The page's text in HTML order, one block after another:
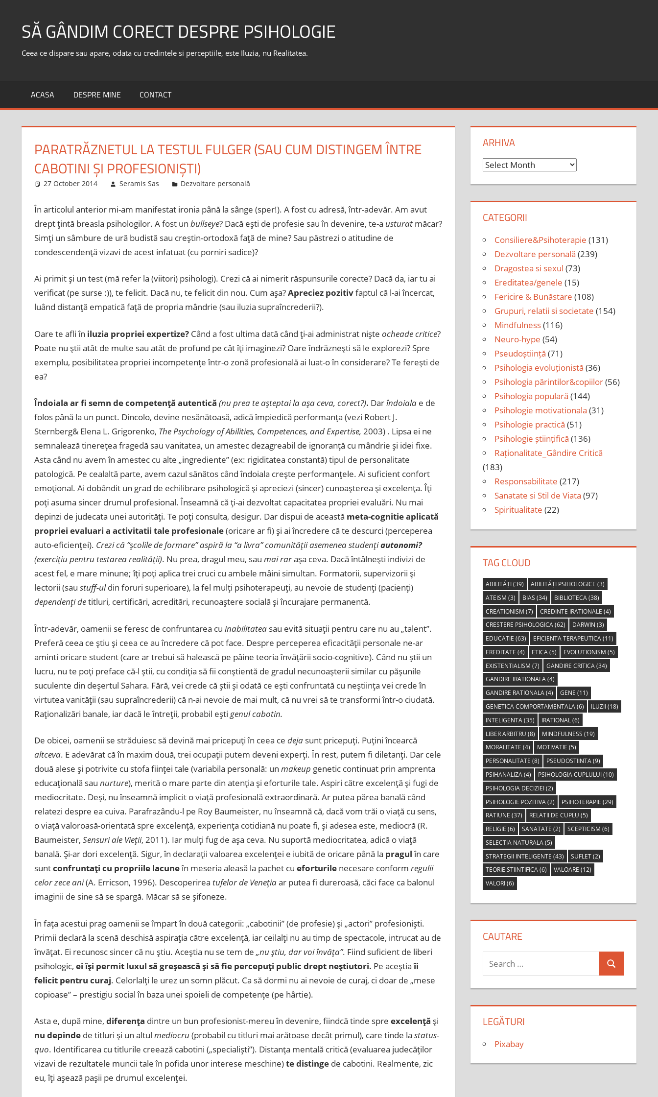
contentSĂ GÂNDIM CORECT DESPRE PSIHOLOGIE
Ceea ce dispare sau apare, odata cu credintele si perceptiile, este Iluzia, nu Realitatea.
ACASA DESPRE MINE CONTACT
PARATRĂZNETUL LA TESTUL FULGER (SAU CUM DISTINGEM ÎNTRE
CABOTINI ŞI PROFESIONIŞTI)
27 October 2014 Seramis Sas Dezvoltare personală
În articolul anterior mi-am manifestat ironia până la sânge (sper!). A fost cu adresă, într-adevăr. Am avut
drept ţintă breasla psihologilor. A fost un bullseye? Dacă eşti de profesie sau în devenire, te-a usturatmăcar?
Simţi un sâmbure de ură budistă sau creştin-ortodoxă faţă de mine? Sau păstrezi o atitudine de
condescendenţă vizavi de acest infatuat (cu porniri sadice)?
Ai primit şi un test (mă refer la (viitori) psihologi). Crezi că ai nimerit răspunsurile corecte? Dacă da, iar tu ai
verificat (pe surse :)), te felicit. Dacă nu, te felicit din nou. Cum aşa?Apreciez pozitivfaptul că l-ai încercat,
luând distanţă empatică faţă de propria mândrie (sau iluzia supraîncrederii?).
Oare te afli în iluzia propriei expertize? Când a fost ultima dată când ţi-ai administrat nişte ocheade critice?
Poate nu ştii atât de multe sau atât de profund pe cât îţi imaginezi? Oare îndrăzneşti să le explorezi? Spre
exemplu, posibilitatea propriei incompetenţe într-o zonă profesională ai luat-o în considerare? Te fereşti de
ea?
Îndoiala ar fi semn de competenţă autentică (nu prea te aşteptai la aşa ceva, corect?). Darîndoialae de
folos până la un punct. Dincolo, devine nesănătoasă, adică împiedică performanţa (vezi Robert J.
Sternberg& Elena L. Grigorenko, The Psychology of Abilities, Competences, and Expertise, 2003) . Lipsa ei ne
semnalează tinereţea fragedă sau vanitatea, un amestec dezagreabil de ignoranţă cu mândrie şi idei fixe.
Asta când nu avem în amestec cu alte „ingrediente” (ex: rigiditatea constantă) tipul de personalitate
patologică. Pe cealaltă parte, avem cazul sănătos când îndoiala creşte performanţele. Ai suficient confort
emoţional. Ai dobândit un grad de echilibrare psihologică şi apreciezi (sincer) cunoaşterea şi excelenţa. Îţi
poţi asuma sincer drumul profesional. Înseamnă că ţi-ai dezvoltat capacitatea propriei evaluări. Nu mai
depinzi de judecata unei autorităţi. Te poţi consulta, desigur. Dar dispui de această meta-cognitie aplicată
propriei evaluari a activitatii tale profesionale(oricare ar fi) şi ai încredere că te descurci (perceperea
auto-eficienţei). Crezi că “şcolile de formare” aspiră la “a livra” comunităţii asemenea studenţiautonomi?
(exerciţiu pentru testarea realităţii). Nu prea, dragul meu, sau mai raraşa ceva. Dacă întâlneşti indivizi de
acest fel, e mare minune; îţi poţi aplica trei cruci cu ambele mâini simultan. Formatorii, supervizorii şi
lectorii (sau stuff-uldin foruri superioare), la fel mulţi psihoterapeuţi, au nevoie de studenţi (pacienţi)
dependenţi detitluri, certificări, acreditări, recunoaştere socială şi încurajare permanentă.
Într-adevăr, oamenii se feresc de confruntarea cu inabilitatea sau evită situaţii pentru care nu au „talent”.
Preferă ceea ce ştiu şi ceea ce au încredere că pot face. Despre perceperea eficacităţii personale ne-ar
aminti oricare student (care ar trebui să halească pe pâine teoria învăţării socio-cognitive). Când nu ştii un
lucru, nu te poţi preface că-l ştii, cu condiţia să fii conştientă de gradul necunoaşterii similar cu păşunile
suculente din deşertul Sahara. Fără, vei crede că ştii şi odată ce eşti confruntată cu neştiinţa vei crede în
virtutea vanităţii (sau supraîncrederii) că n-ai nevoie de mai mult, că nu vrei să te transformi într-o ciudată.
Raţionalizări banale, iar dacă le întreţii, probabil eşti genul cabotin.
De obicei, oamenii se străduiesc să devină mai pricepuţi în ceea ce deja sunt pricepuţi. Puţini încearcă
altceva. E adevărat că în maxim două, trei ocupaţii putem deveni experţi. În rest, putem fi diletanţi. Dar cele
două alese şi potrivite cu stofa fiinţei tale (variabila personală: un makeup genetic continuat prin amprenta
educaţională sau nurture), merită o mare parte din atenţia şi eforturile tale. Aspiri către excelenţă şi fugi de
mediocritate. Deşi, nu înseamnă implicit o viaţă profesională extraordinară. Ar putea părea banală când
relatezi despre ea cuiva. Parafrazându-l pe Roy Baumeister, nu înseamnă că, dacă vom trăi o viaţă cu sens,
o viaţă valoroasă-orientată spre excelenţă, experienţa cotidiană nu poate fi, şi adesea este, mediocră (R.
Baumeister, Sensuri ale Vieţii, 2011). Iar mulţi fug de aşa ceva. Nu suportă mediocritatea, adică o viaţă
banală. Şi-ar dori excelenţă. Sigur, în declaraţii valoarea excelenţei e iubită de oricare până la pragulîn care
suntconfruntaţi cu propriile lacuneîn meseria aleasă la pachet cu eforturile necesare conform regulii
celor zece ani(A. Erricson, 1996). Descoperirea tufelor de Veneţiaar putea fi dureroasă, căci face ca balonul
imaginii de sine să se spargă. Măcar să se şifoneze.
În faţa acestui prag oamenii se împart în două categorii: „cabotinii” (de profesie) şi „actori” profesionişti.
Primii declară la scenă deschisă aspiraţia către excelenţă, iar ceilalţi nu au timp de spectacole, intrucat au de
învăţat. Ei recunosc sincer că nu ştiu. Aceştia nu se tem de „nu ştiu, dar voi învăţa”. Fiind suficient de liberi
psihologic, ei îşi permit luxul să greşească şi să fie percepuţi public drept neştiutori. Pe aceştiaîi
felicit pentru curaj. Celorlalţi le urez un somn plăcut. Ca să dormi nu ai nevoie de curaj, ci doar de „mese
copioase” – prestigiu social în baza unei spoieli de competenţe (pe hârtie).
Asta e, după mine, diferenţa dintre un bun profesionist-mereu în devenire, fiindcă tinde spre excelenţă şi
nu depindede titluri şi un altul mediocru(probabil cu titluri mai arătoase decât primul), care tinde la status-
quo. Identificarea cu titlurile creează cabotini („specialişti”). Distanţa mentală critică (evaluarea judecăţilor
vizavi de rezultatele muncii tale în pofida unor interese meschine)te distingede cabotini. Realmente, zic
eu, îţi aşează paşii pe drumul excelenţei.
ARHIVA
Arhiva
CATEGORII
Consiliere&Psihoterapie (131)
Dezvoltare personală (239)
Dragostea si sexul (73)
Ereditatea/genele (15)
Fericire & Bunăstare (108)
Grupuri, relatii si societate (154)
Mindfulness(116)
Neuro-hype (54)
Pseudoștiință (71)
Psihologia evoluționistă (36)
Psihologia părintilor&copiilor(56)
Psihologia populară (144)
Psihologie motivationala (31)
Psihologie practică (51)
Psihologie științifică (136)
Raționalitate_Gândire Critică
(183)
Responsabilitate (217)
Sanatate si Stil de Viata (97)
Spiritualitate (22)
TAG CLOUD
ABILITĂȚI(39) ABILITĂȚI PSIHOLOGICE (3)
ATEISM (3) BIAS (34) BIBLIOTECA(38)
CREATIONISM (7) CREDINTE IRATIONALE (4)
CRESTERE PSIHOLOGICA(62) DARWIN (3)
EDUCATIE (63) EFICIENTA TERAPEUTICA(11)
EREDITATE (4) ETICA(5) EVOLUTIONISM (5)
EXISTENTIALISM (7) GANDIRE CRITICA(34)
GANDIRE IRATIONALA(4)
GANDIRE RATIONALA(4) GENE (11)
GENETICA COMPORTAMENTALA(6) ILUZII(18)
INTELIGENTA(35) IRATIONAL(6)
LIBER ARBITRU (8) MINDFULNESS (19)
MORALITATE (4) MOTIVATIE (5)
PERSONALITATE (8) PSEUDOSTIINTA(9)
PSIHANALIZA(4) PSIHOLOGIA CUPLULUI(10)
PSIHOLOGIA DECIZIEI(2)
PSIHOLOGIE POZITIVA(2) PSIHOTERAPIE (29)
RATIUNE (37) RELATII DE CUPLU (5)
RELIGIE (6) SANATATE (2) SCEPTICISM (6)
SELECTIA NATURALA(5)
STRATEGII INTELIGENTE (43) SUFLET(2)
TEORIE STIINTIFICA(6) VALOARE (12)
VALORI(6)
CAUTARE
Search
for:
Search
LEGĂTURI
Pixabay